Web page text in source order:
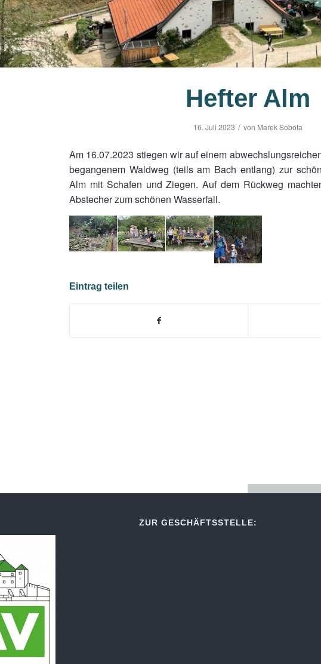
Hefter Alm
16. Juli 2023 / von Marek Sobota
Am 16.07.2023 stiegen wir auf einem
begangenem Waldweg (teils am Bach entlang) zur
Alm mit Schafen und Ziegen. Auf dem Rückweg
Abstecher zum schönen Wasserfall.
Eintrag teilen
ZUR GESCHÄFTSSTELLE: